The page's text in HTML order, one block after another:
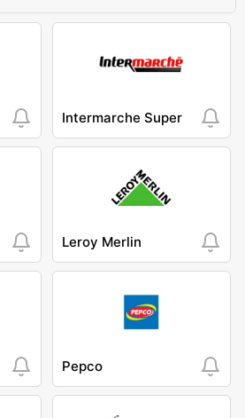
Intermarche Super
Leroy Merlin
Pepco